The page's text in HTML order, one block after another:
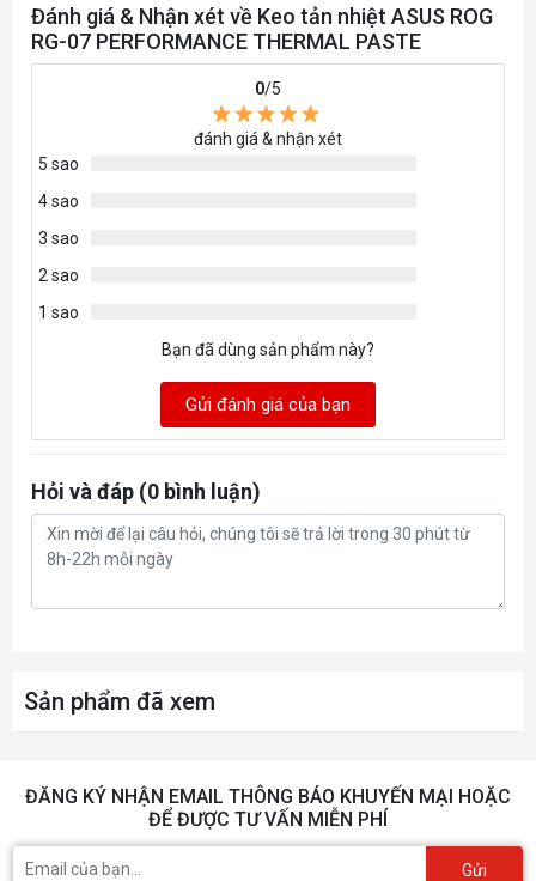
Đánh giá & Nhận xét về Keo tản nhiệt ASUS ROG
RG-07 PERFORMANCE THERMAL PASTE
0/5
đánh giá & nhận xét
5 sao
4 sao
3 sao
2 sao
1 sao
Bạn đã dùng sản phẩm này?
Gửi đánh giá của bạn
Hỏi và đáp (0 bình luận)
Sản phẩm đã xem
ĐĂNG KÝ NHẬN EMAIL THÔNG BÁO KHUYẾN MẠI HOẶC
ĐỂ ĐƯỢC TƯ VẤN MIỄN PHÍ
Gửi